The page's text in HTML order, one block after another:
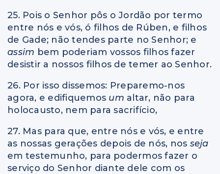
25. Pois o Senhor pôs o Jordão por termo
entre nós e vós, ó filhos de Rúben, e filhos
de Gade; não tendes parte no Senhor; e
assim bem poderiam vossos filhos fazer
desistir a nossos filhos de temer ao Senhor.
26. Por isso dissemos: Preparemo-nos
agora, e edifiquemos um altar, não para
holocausto, nem para sacrifício,
27. Mas para que, entre nós e vós, e entre
as nossas gerações depois de nós, nos seja
em testemunho, para podermos fazer o
serviço do Senhor diante dele com os